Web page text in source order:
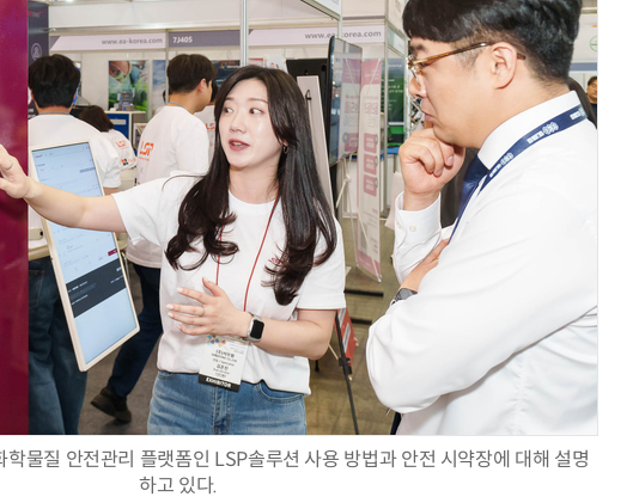
물질 안전관리 플랫폼인 LSP솔루션 사용 방법과 안전 시약장에 대해 설명
하고 있다.
10 우유 감산 협상 8월 말로 연장…산정
기준 놓고 '평행선'
양자컴퓨팅 비즈니스·기술 입문 1-Day 워크샵 - 큐비트·양자 알고리듬·Qiskit 실습으로 이해하는 차세대